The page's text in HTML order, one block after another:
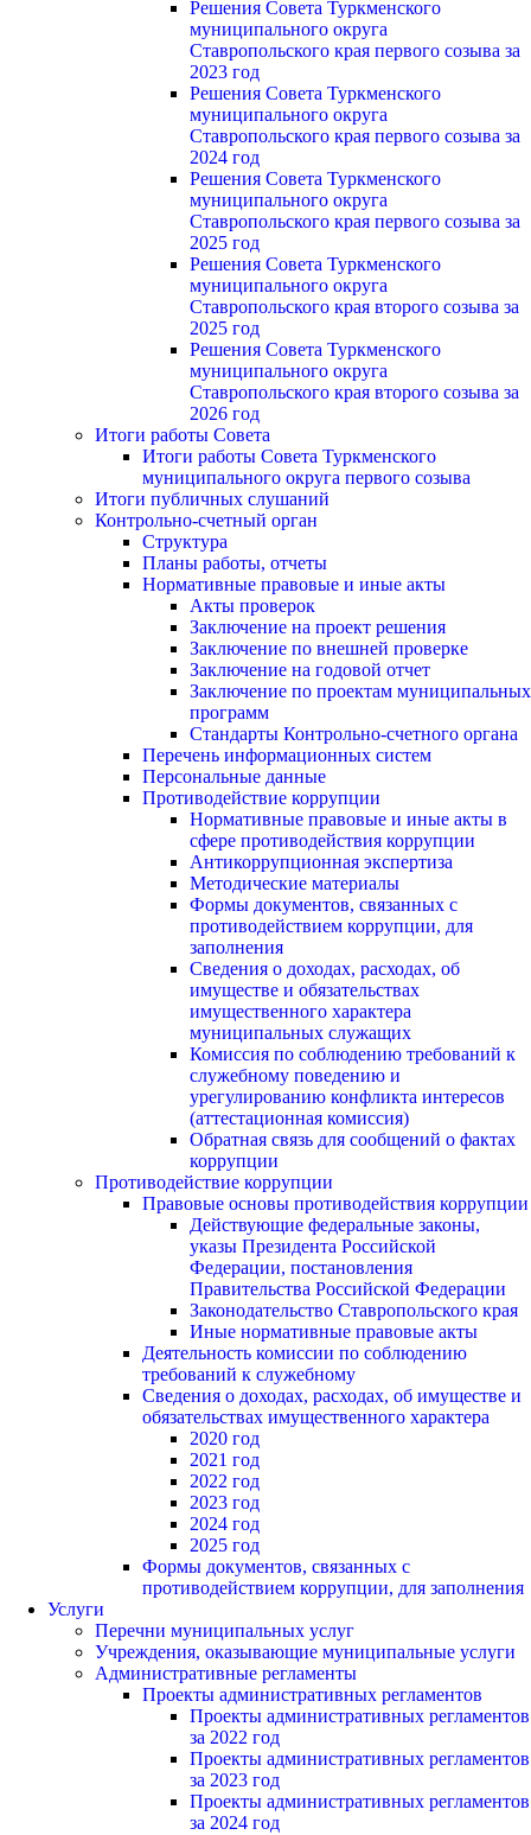
Решения Совета Туркменского
муниципального округа
Ставропольского края первого созыва за
2023 год
Решения Совета Туркменского
муниципального округа
Ставропольского края первого созыва за
2024 год
Решения Совета Туркменского
муниципального округа
Ставропольского края первого созыва за
2025 год
Решения Совета Туркменского
муниципального округа
Ставропольского края второго созыва за
2025 год
Решения Совета Туркменского
муниципального округа
Ставропольского края второго созыва за
2026 год
Итоги работы Совета
Итоги работы Совета Туркменского
муниципального округа первого созыва
Итоги публичных слушаний
Контрольно-счетный орган
Структура
Планы работы, отчеты
Нормативные правовые и иные акты
Акты проверок
Заключение на проект решения
Заключение по внешней проверке
Заключение на годовой отчет
Заключение по проектам муниципальных
программ
Стандарты Контрольно-счетного органа
Перечень информационных систем
Персональные данные
Противодействие коррупции
Нормативные правовые и иные акты в
сфере противодействия коррупции
Антикоррупционная экспертиза
Методические материалы
Формы документов, связанных с
противодействием коррупции, для
заполнения
Сведения о доходах, расходах, об
имуществе и обязательствах
имущественного характера
муниципальных служащих
Комиссия по соблюдению требований к
служебному поведению и
урегулированию конфликта интересов
(аттестационная комиссия)
Обратная связь для сообщений о фактах
коррупции
Противодействие коррупции
Правовые основы противодействия коррупции
Действующие федеральные законы,
указы Президента Российской
Федерации, постановления
Правительства Российской Федерации
Законодательство Ставропольского края
Иные нормативные правовые акты
Деятельность комиссии по соблюдению
требований к служебному
Сведения о доходах, расходах, об имуществе и
обязательствах имущественного характера
2020 год
2021 год
2022 год
2023 год
2024 год
2025 год
Формы документов, связанных с
противодействием коррупции, для заполнения
Услуги
Перечни муниципальных услуг
Учреждения, оказывающие муниципальные услуги
Административные регламенты
Проекты административных регламентов
Проекты административных регламентов
за 2022 год
Проекты административных регламентов
за 2023 год
Проекты административных регламентов
за 2024 год